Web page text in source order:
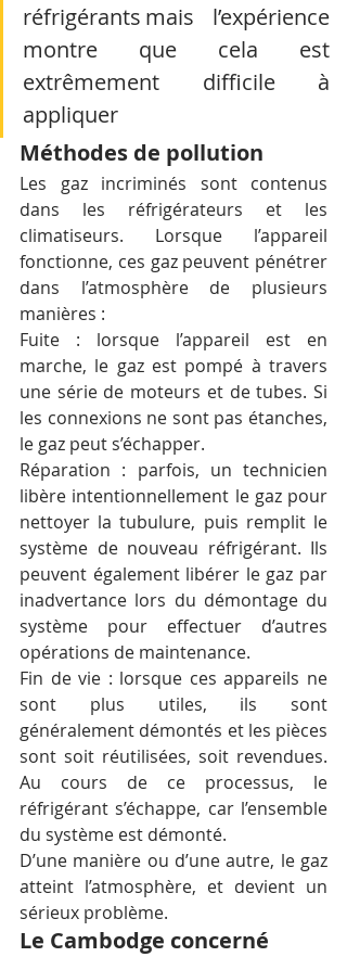
réfrigérants mais l’expérience
montre que cela est
extrêmement difficile à
appliquer
Méthodes de pollution
Les gaz incriminés sont contenus
dans les réfrigérateurs et les
climatiseurs. Lorsque l’appareil
fonctionne, ces gaz peuvent pénétrer
dans l’atmosphère de plusieurs
manières :
Fuite : lorsque l’appareil est en
marche, le gaz est pompé à travers
une série de moteurs et de tubes. Si
les connexions ne sont pas étanches,
le gaz peut s’échapper.
Réparation : parfois, un technicien
libère intentionnellement le gaz pour
nettoyer la tubulure, puis remplit le
système de nouveau réfrigérant. Ils
peuvent également libérer le gaz par
inadvertance lors du démontage du
système pour effectuer d’autres
opérations de maintenance.
Fin de vie : lorsque ces appareils ne
sont plus utiles, ils sont
généralement démontés et les pièces
sont soit réutilisées, soit revendues.
Au cours de ce processus, le
réfrigérant s’échappe, car l’ensemble
du système est démonté.
D’une manière ou d’une autre, le gaz
atteint l’atmosphère, et devient un
sérieux problème.
Le Cambodge concerné